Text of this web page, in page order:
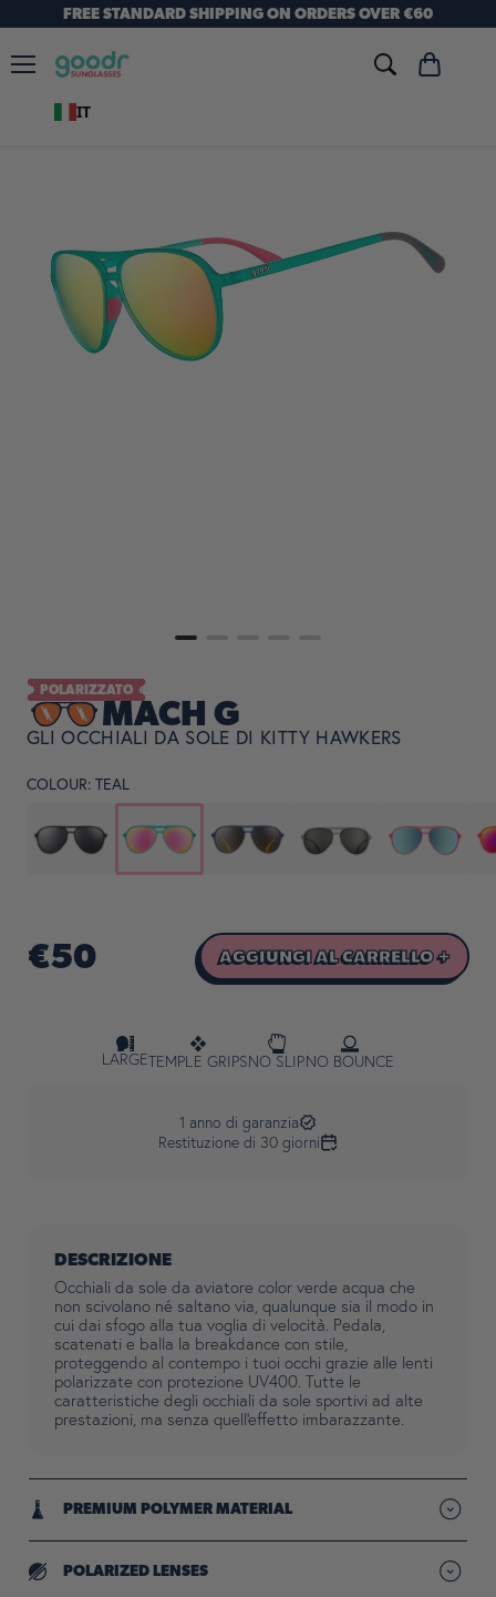
FREE STANDARD SHIPPING ON ORDERS OVER €60
Menu
IT
POLARIZZATO
MACH G
GLI OCCHIALI DA SOLE DI KITTY HAWKERS
€50 AGGIUNGI AL CARRELLO +
COLOUR: TEAL
LARGETEMPLE GRIPSNO SLIPNO BOUNCE
1 anno di garanzia
Restituzione di 30 giorni
DESCRIZIONE
Occhiali da sole da aviatore color verde acqua che
non scivolano né saltano via, qualunque sia il modo in
cui dai sfogo alla tua voglia di velocità. Pedala,
scatenati e balla la breakdance con stile,
proteggendo al contempo i tuoi occhi grazie alle lenti
polarizzate con protezione UV400. Tutte le
caratteristiche degli occhiali da sole sportivi ad alte
prestazioni, ma senza quell'effetto imbarazzante.
PREMIUM POLYMER MATERIAL
Lightweight frames designed for durability
POLARIZED LENSES